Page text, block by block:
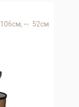
106 см, 52 см